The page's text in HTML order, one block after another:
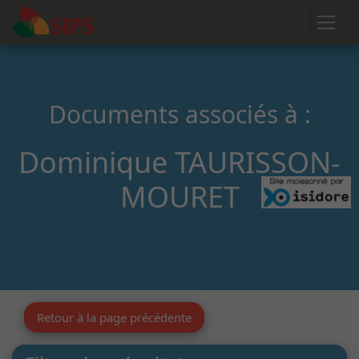
Documents associés à :
Dominique TAURISSON-
MOURET
Retour à la page précédente